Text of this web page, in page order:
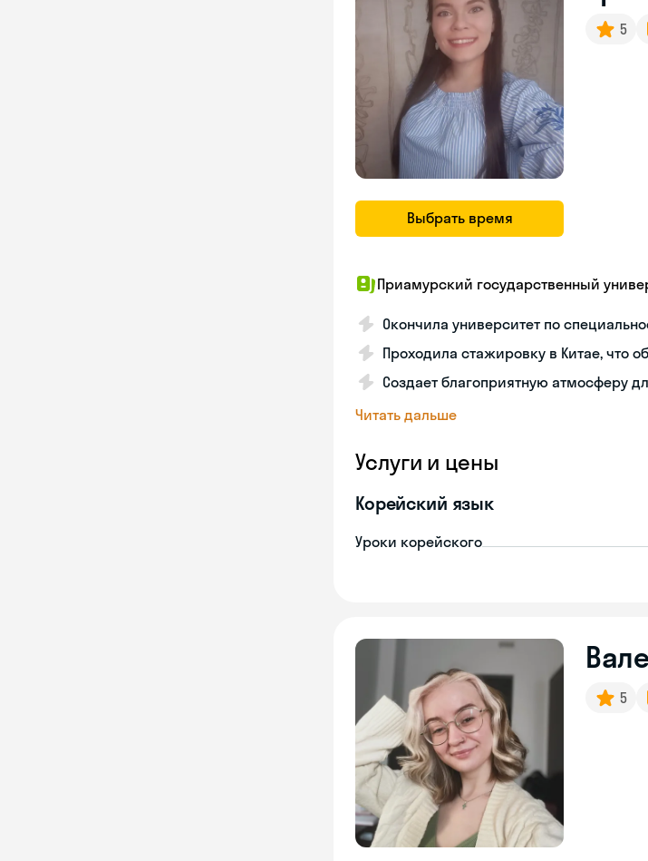
Выбрать время
5
Приамурский государственный
Окончила университет по
Проходила стажировку в Китае, что
Создает благоприятную атмосферу
Читать дальше
Услуги и цены
Корейский язык
Уроки корейского
5